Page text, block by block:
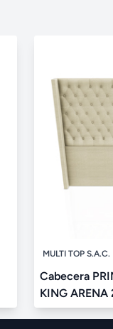
MULTI TOP S.A.C.
Cabecera
KING ARENA